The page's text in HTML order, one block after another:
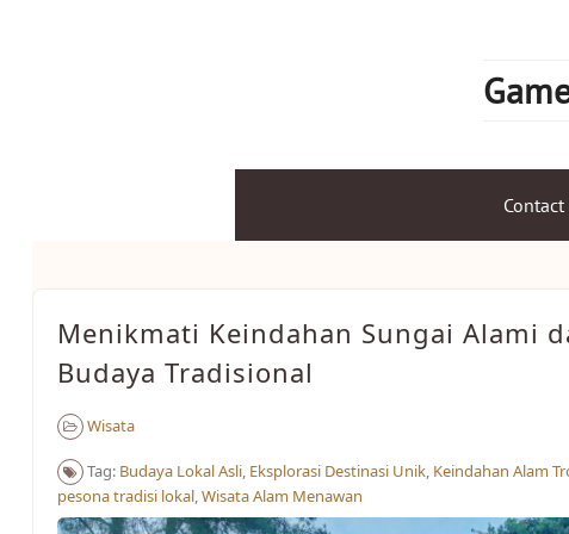
Contact
Menikmati Keindahan Sungai Alami
Budaya Tradisional
Wisata
Tag: Budaya Lokal Asli, Eksplorasi Destinasi Unik, Keindahan Alam
pesona tradisi lokal,Wisata Alam Menawan